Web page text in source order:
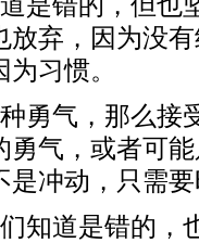
放弃，因为没
习惯。
勇气，那么接
勇气，或者可
是冲动，只需
知道是错的，